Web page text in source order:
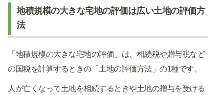
地積規模の大きな宅地の評価は広い土地の評価方
法
「地積規模の大きな宅地の評価」は、相続税や贈与税など
の国税を計算するときの「土地の評価方法」の1種です。
人が亡くなって土地を相続するときや土地の贈与を受ける